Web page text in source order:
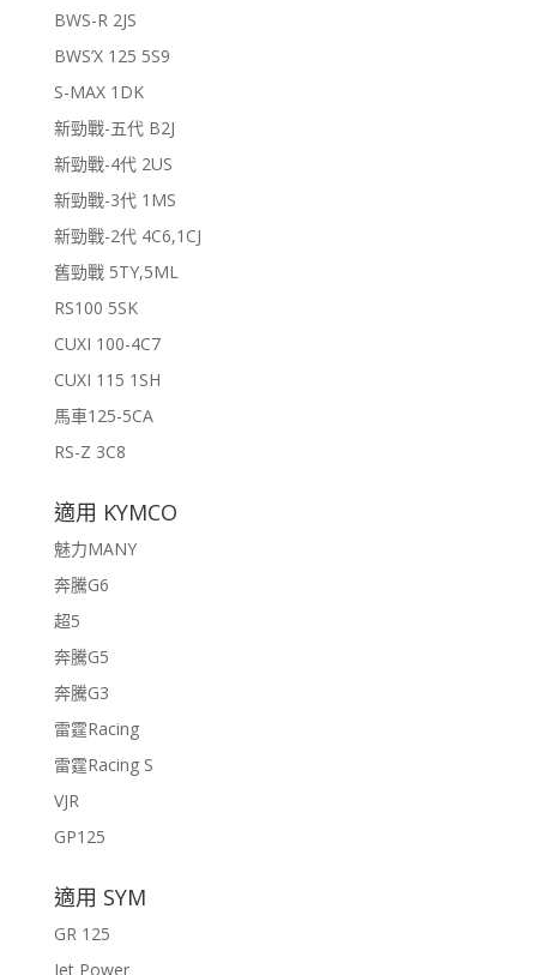
BWS-R 2JS
BWS’X 125 5S9
S-MAX 1DK
新勁戰-五代 B2J
新勁戰-4代 2US
新勁戰-3代 1MS
新勁戰-2代 4C6,1CJ
舊勁戰 5TY,5ML
RS100 5SK
CUXI 100-4C7
CUXI 115 1SH
馬車125-5CA
RS-Z 3C8
適用 KYMCO
魅力MANY
奔騰G6
超5
奔騰G5
奔騰G3
雷霆Racing
雷霆Racing S
VJR
GP125
適用 SYM
GR 125
Jet Power